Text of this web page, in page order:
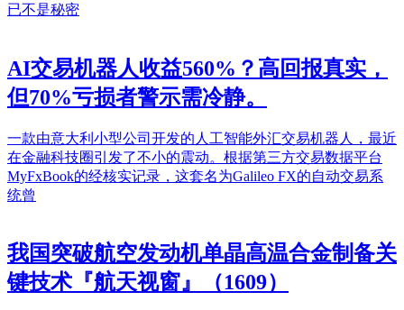
已不是秘密
AI交易机器人收益560%？高回报真实，
但70%亏损者警示需冷静。
一款由意大利小型公司开发的人工智能外汇交易机器人，最近
在金融科技圈引发了不小的震动。根据第三方交易数据平台
MyFxBook的经核实记录，这套名为Galileo FX的自动交易系
统曾
我国突破航空发动机单晶高温合金制备关
键技术『航天视窗』（1609）